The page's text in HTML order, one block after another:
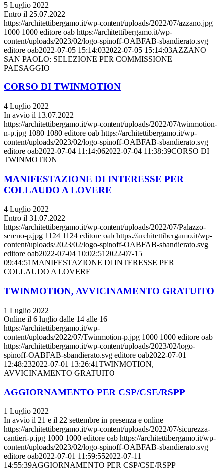
5 Luglio 2022
Entro il 25.07.2022
https://architettibergamo.it/wp-content/uploads/2022/07/azzano.jpg
1000 1000 editore oab https://architettibergamo.it/wp-
content/uploads/2023/02/logo-spinoff-OABFAB-sbandierato.svg
editore oab2022-07-05 15:14:032022-07-05 15:14:03AZZANO
SAN PAOLO: SELEZIONE PER COMMISSIONE
PAESAGGIO
CORSO DI TWINMOTION
4 Luglio 2022
In avvio il 13.07.2022
https://architettibergamo.it/wp-content/uploads/2022/07/twinmotion-
n-p.jpg 1080 1080 editore oab https://architettibergamo.it/wp-
content/uploads/2023/02/logo-spinoff-OABFAB-sbandierato.svg
editore oab2022-07-04 11:14:062022-07-04 11:38:39CORSO DI
TWINMOTION
MANIFESTAZIONE DI INTERESSE PER
COLLAUDO A LOVERE
4 Luglio 2022
Entro il 31.07.2022
https://architettibergamo.it/wp-content/uploads/2022/07/Palazzo-
sereno-p.jpg 1124 1124 editore oab https://architettibergamo.it/wp-
content/uploads/2023/02/logo-spinoff-OABFAB-sbandierato.svg
editore oab2022-07-04 10:02:512022-07-15
09:44:51MANIFESTAZIONE DI INTERESSE PER
COLLAUDO A LOVERE
TWINMOTION, AVVICINAMENTO GRATUITO
1 Luglio 2022
Online il 6 luglio dalle 14 alle 16
https://architettibergamo.it/wp-
content/uploads/2022/07/Twinmotion-p.jpg 1000 1000 editore oab
https://architettibergamo.it/wp-content/uploads/2023/02/logo-
spinoff-OABFAB-sbandierato.svg editore oab2022-07-01
12:48:232022-07-01 13:26:41TWINMOTION,
AVVICINAMENTO GRATUITO
AGGIORNAMENTO PER CSP/CSE/RSPP
1 Luglio 2022
In avvio il 21 e il 22 settembre in presenza e online
https://architettibergamo.it/wp-content/uploads/2022/07/sicurezza-
cantieri-p.jpg 1000 1000 editore oab https://architettibergamo.it/wp-
content/uploads/2023/02/logo-spinoff-OABFAB-sbandierato.svg
editore oab2022-07-01 11:59:552022-07-11
14:55:39AGGIORNAMENTO PER CSP/CSE/RSPP